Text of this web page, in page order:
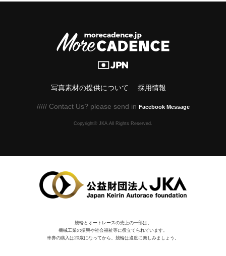
写真素材の提供について 採用情報
///// Contact Us? please send in Facebook Message
Copyright© JKA.All Rights Reserved.
競輪とオートレースの売上の一部は、
機械⼯業の振興や社会福祉等に役⽴てられています。
車券の購入は20歳になってから。競輪は適度に楽しみましょう。